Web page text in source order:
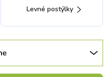
Levné postýlky